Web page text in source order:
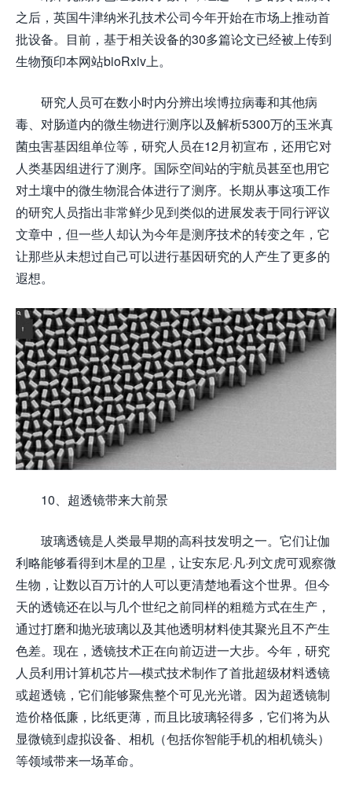
之后，英国牛津纳米孔技术公司今年开始在市场上推动首
批设备。目前，基于相关设备的30多篇论文已经被上传到
生物预印本网站bioRxiv上。
研究人员可在数小时内分辨出埃博拉病毒和其他病
毒、对肠道内的微生物进行测序以及解析5300万的玉米真
菌虫害基因组单位等，研究人员在12月初宣布，还用它对
人类基因组进行了测序。国际空间站的宇航员甚至也用它
对土壤中的微生物混合体进行了测序。长期从事这项工作
的研究人员指出非常鲜少见到类似的进展发表于同行评议
文章中，但一些人却认为今年是测序技术的转变之年，它
让那些从未想过自己可以进行基因研究的人产生了更多的
遐想。
10、超透镜带来大前景
玻璃透镜是人类最早期的高科技发明之一。它们让伽
利略能够看得到木星的卫星，让安东尼·凡·列文虎可观察微
生物，让数以百万计的人可以更清楚地看这个世界。但今
天的透镜还在以与几个世纪之前同样的粗糙方式在生产，
通过打磨和抛光玻璃以及其他透明材料使其聚光且不产生
色差。现在，透镜技术正在向前迈进一大步。今年，研究
人员利用计算机芯片—模式技术制作了首批超级材料透镜
或超透镜，它们能够聚焦整个可见光光谱。因为超透镜制
造价格低廉，比纸更薄，而且比玻璃轻得多，它们将为从
显微镜到虚拟设备、相机（包括你智能手机的相机镜头）
等领域带来一场革命。